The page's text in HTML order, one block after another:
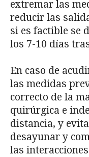
extremar las
reducir las
si es factible se
los 7-10 días
En caso de
las medidas
correcto de la
quirúrgica e
distancia, y
desayunar y
las